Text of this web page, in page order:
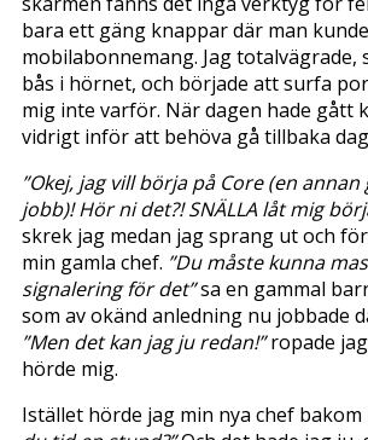
bara ett gäng knappar där man
mobilabonnemang. Jag totalvägrade,
bås i hörnet, och började att surfa
mig inte varför. När dagen hade gått
vidrigt inför att behöva gå tillbaka
”Okej, jag vill börja på Core (en
jobb)! Hör ni det?! SNÄLLA låt mig
skrek jag medan jag sprang ut och
min gamla chef. ”Du måste kunna
signalering för det”sa en gammal
som av okänd anledning nu jobbade
”Men det kan jag ju redan!”ropade
hörde mig.
Istället hörde jag min nya chef bakom